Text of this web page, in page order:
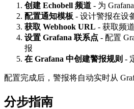
创建 Echobell 频道 - 为
配置通知模板 - 设计警报在设
获取 Webhook URL - 获取频
设置 Grafana 联系点 - 配置
报
在 Grafana 中创建警报规则 -
配置完成后，警报将自动实时从
分步指南